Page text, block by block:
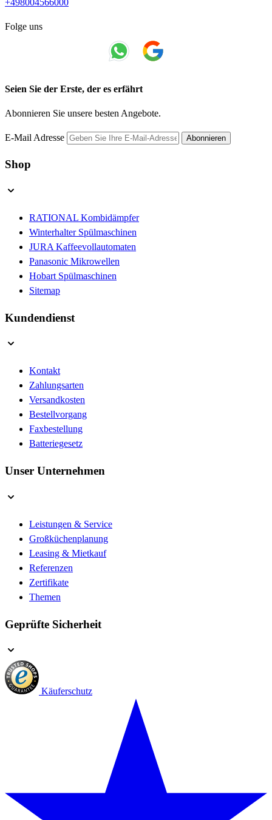
Folge uns
Seien Sie der Erste, der es erfährt
Abonnieren Sie unsere besten Angebote.
E-Mail Adresse Abonnieren
Shop
RATIONAL Kombidämpfer
Winterhalter Spülmaschinen
JURA Kaffeevollautomaten
Panasonic Mikrowellen
Hobart Spülmaschinen
Sitemap
Kundendienst
Kontakt
Zahlungsarten
Versandkosten
Bestellvorgang
Faxbestellung
Batteriegesetz
Unser Unternehmen
Leistungen & Service
Großküchenplanung
Leasing & Mietkauf
Referenzen
Zertifikate
Themen
Geprüfte Sicherheit
Käuferschutz